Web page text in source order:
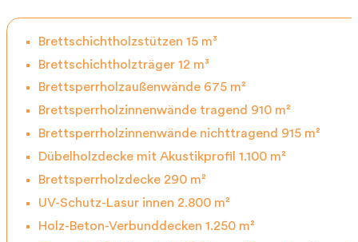
Brettschichtholzstützen 15 m³
Brettschichtholzträger 12 m³
Brettsperrholzaußenwände 675 m²
Brettsperrholzinnenwände tragend 910 m²
Brettsperrholzinnenwände nichttragend 915 m²
Dübelholzdecke mit Akustikprofil 1.100 m²
Brettsperrholzdecke 290 m²
UV-Schutz-Lasur innen 2.800 m²
Holz-Beton-Verbunddecken 1.250 m²